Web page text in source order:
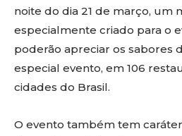
noite do dia 21 de março, um
especialmente criado para o
poderão apreciar os sabores
especial evento, em 106
cidades do Brasil.
O evento também tem